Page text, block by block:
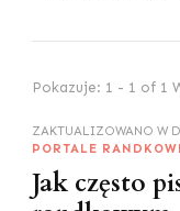
Pokazuje: 1 - 1 of 1
ZAKTUALIZOWANO W
PORTALE
Jak często